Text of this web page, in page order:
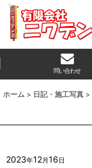
問い合わせ
ホーム > 日記・施工写真 >
2023年12月16日